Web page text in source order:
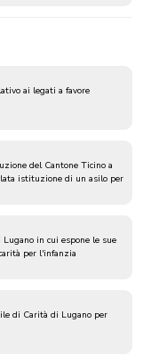
ai legati a favore
del Cantone Ticino a
istituzione di un asilo per
in cui espone le sue
per l'infanzia
di Carità di Lugano per